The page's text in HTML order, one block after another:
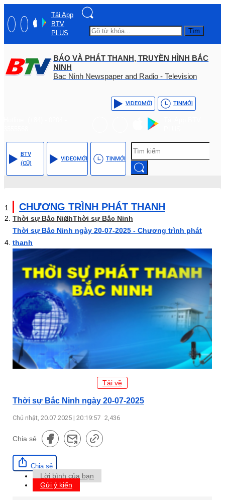
Tải App
BTV
PLUS
Tìm
BÁO VÀ PHÁT THANH, TRUYỀN HÌNH BẮC
NINH
Bac Ninh Newspaper and Radio - Television
VIDEOMỚI TINMỚI
BTV
(CŨ)
VIDEOMỚI TINMỚI
CHƯƠNG TRÌNH PHÁT THANH
Thời sự Bắc NinhThời sự Bắc Ninh
Thời sự Bắc Ninh ngày 20-07-2025 - Chương trình phát
thanh
Tải về
Thời sự Bắc Ninh ngày 20-07-2025
Chủ nhật, 20.07.2025 | 20:19:57 2,436
Chia sẻ
Chia sẻ
Lời bình của bạn
Gửi ý kiến